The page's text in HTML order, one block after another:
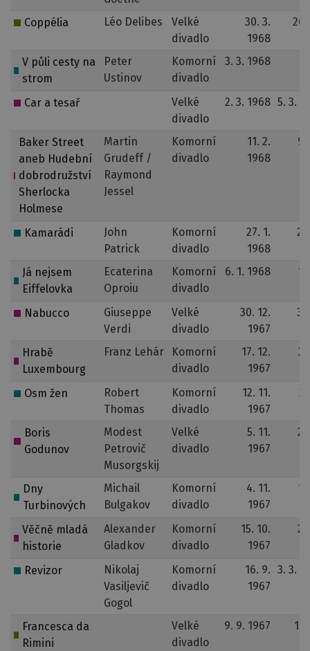
Coppélia Léo Delibes
Velké
divadlo
30. 3.
1968
26.
V půli cesty na
strom
Peter
Ustinov
Komorní
divadlo
3. 3. 1968
Car a tesař
Velké
divadlo
2. 3. 1968 5. 3.
Baker Street
aneb Hudební
dobrodružství
Sherlocka
Holmese
Martin
Grudeff /
Raymond
Jessel
Komorní
divadlo
11. 2.
1968
9.
Kamarádi
John
Patrick
Komorní
divadlo
27. 1.
1968
Já nejsem
Eiffelovka
Ecaterina
Oproiu
Komorní
divadlo
6. 1. 1968
Nabucco
Giuseppe
Verdi
Velké
divadlo
30. 12.
1967
Hrabě
Luxembourg
Franz Lehár
Komorní
divadlo
17. 12.
1967
Osm žen
Robert
Thomas
Komorní
divadlo
12. 11.
1967
2.
Boris
Godunov
Modest
Petrovič
Musorgskij
Velké
divadlo
5. 11.
1967
Dny
Turbinových
Michail
Bulgakov
Komorní
divadlo
4. 11.
1967
Věčně mladá
historie
Alexander
Gladkov
Komorní
divadlo
15. 10.
1967
Revizor
Nikolaj
Vasiljevič
Gogol
Komorní
divadlo
16. 9.
1967
3. 3.
Francesca da
Rimini
Velké
divadlo
9. 9. 1967
15.